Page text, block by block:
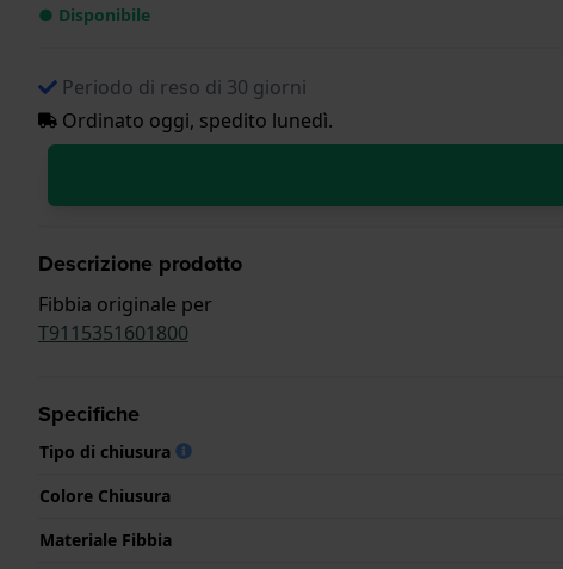
● Disponibile
Periodo di reso di 30 giorni
Ordinato oggi, spedito lunedì.
Descrizione prodotto
Fibbia originale per
T9115351601800
Specifiche
Tipo di chiusura
Colore Chiusura
Materiale Fibbia